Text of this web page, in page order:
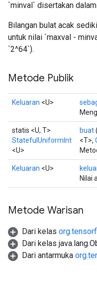
`minval` disertakan
Bilangan bulat acak
untuk nilai `maxval -
`2^64`).
Metode Publik
Keluaran <U>
statis <U, T>
StatefulUniformInt
<U>
buat(
<T>,
Keluaran <U>
Nilai
Metode Warisan
Dari kelas
Dari kelas
Dari antarmuka